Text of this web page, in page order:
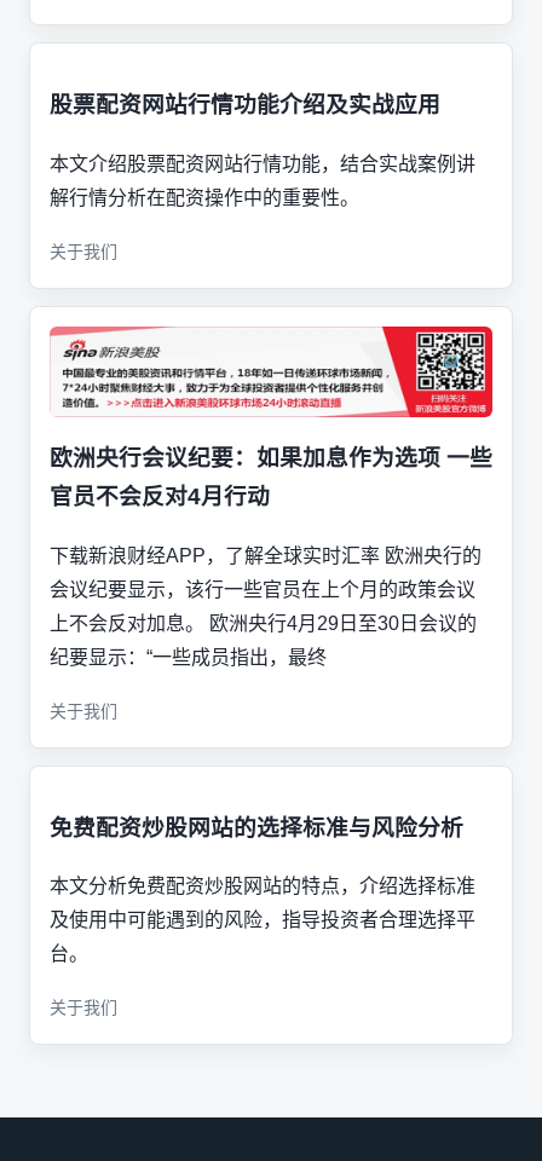
股票配资网站行情功能介绍及实战应用
本文介绍股票配资网站行情功能，结合实战案例讲
解行情分析在配资操作中的重要性。
关于我们
欧洲央行会议纪要：如果加息作为选项 一些
官员不会反对4月行动
下载新浪财经APP，了解全球实时汇率 欧洲央行的
会议纪要显示，该行一些官员在上个月的政策会议
上不会反对加息。 欧洲央行4月29日至30日会议的
纪要显示：“一些成员指出，最终
关于我们
免费配资炒股网站的选择标准与风险分析
本文分析免费配资炒股网站的特点，介绍选择标准
及使用中可能遇到的风险，指导投资者合理选择平
台。
关于我们